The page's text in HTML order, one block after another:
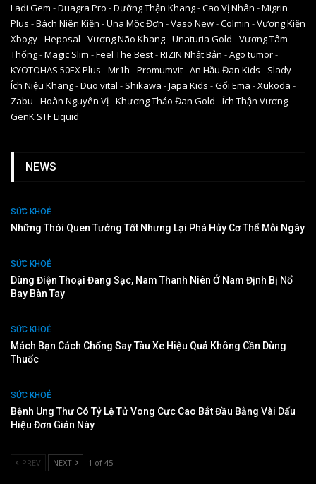
Ladi Gem -Duagra Pro -Dưỡng Thận Khang-Cao Vị Nhân -Migrin
Plus -Bách Niên Kiện -Una Mộc Đơn -Vaso New-Colmin -Vương Kiện
Xbogy-Heposal -Vương Não Khang-Unaturia Gold -Vương Tâm
Thống-Magic Slim -Feel The Best-RIZIN Nhật Bản -Ago tumor-
KYOTOHAS 50EX Plus -Mr1h -Promumvit-An Hầu Đan Kids - Slady-
Ích Niệu Khang-Duo vital - Shikawa -Japa Kids -Gối Ema -Xukoda -
Zabu -Hoàn Nguyên Vị-Khương Thảo Đan Gold -Ích Thận Vương-
GenK STF Liquid
NEWS
SỨC KHOẺ
Những Thói Quen Tưởng Tốt Nhưng Lại Phá Hủy Cơ Thể Mỗi Ngày
SỨC KHOẺ
Dùng Điện Thoại Đang Sạc, Nam Thanh Niên Ở Nam Định Bị Nổ
Bay Bàn Tay
SỨC KHOẺ
Mách Bạn Cách Chống Say Tàu Xe Hiệu Quả Không Cần Dùng
Thuốc
SỨC KHOẺ
Bệnh Ung Thư Có Tỷ Lệ Tử Vong Cực Cao Bắt Đầu Bằng Vài Dấu
Hiệu Đơn Giản Này
PREV NEXT 1 of 45